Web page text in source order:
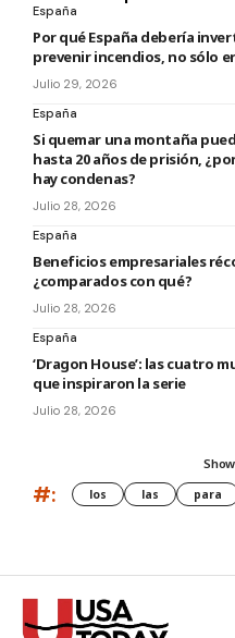
España
Por qué España debería
prevenir incendios, no sólo
Julio 29, 2026
España
Si quemar una montaña
hasta 20 años de prisión,
hay condenas?
Julio 28, 2026
España
Beneficios empresariales
¿comparados con qué?
Julio 28, 2026
España
‘Dragon House’: las cuatro
que inspiraron la serie
Julio 28, 2026
#: los las para